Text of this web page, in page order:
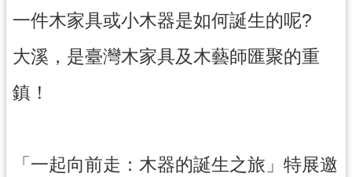
認
木
告
一件木家具或小木器是如何誕生的呢?
大溪，是臺灣木家具及木藝師匯聚的重
鎮！
「一起向前走：木器的誕生之旅」特展邀